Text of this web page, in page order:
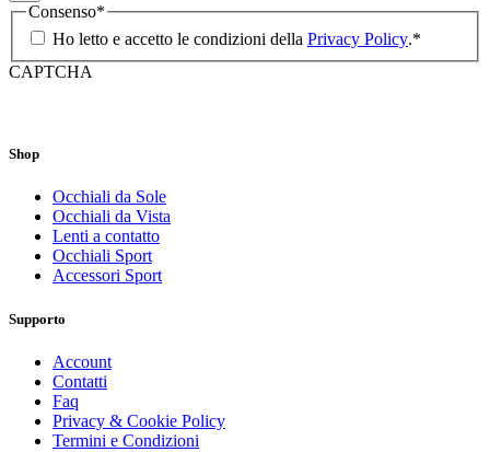
Consenso*
Ho letto e accetto le condizioni della Privacy Policy.*
CAPTCHA
Shop
Occhiali da Sole
Occhiali da Vista
Lenti a contatto
Occhiali Sport
Accessori Sport
Supporto
Account
Contatti
Faq
Privacy & Cookie Policy
Termini e Condizioni